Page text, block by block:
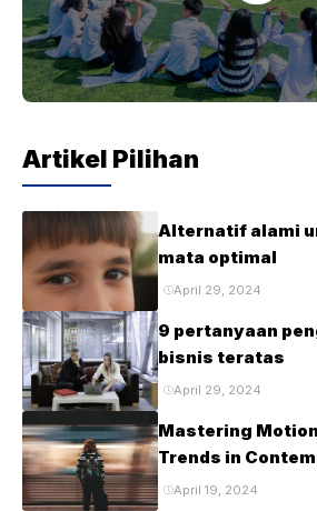
Artikel Pilihan
Alternatif alami
mata optimal
April 29, 2024
9 pertanyaan
bisnis teratas
April 29, 2024
Mastering
Trends in
Design
April 19, 2024